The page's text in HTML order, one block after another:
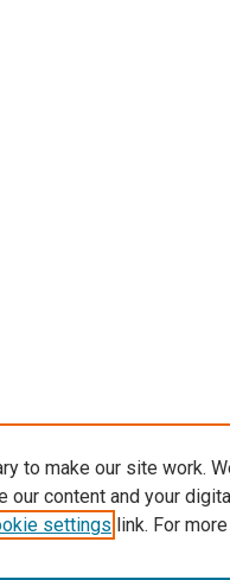
to make our site work.
content and your
settings link. For